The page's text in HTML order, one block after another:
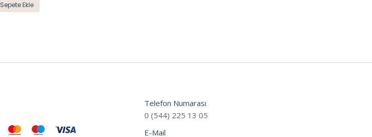
Sepete Ekle
Telefon Numarası
0 (544) 225 13 05
E-Mail